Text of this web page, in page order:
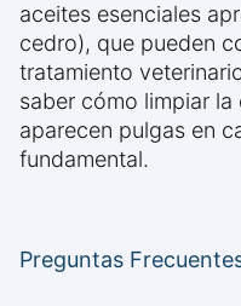
aceites esenciales
cedro), que pueden
tratamiento
saber cómo limpiar
aparecen pulgas en
fundamental.
Preguntas